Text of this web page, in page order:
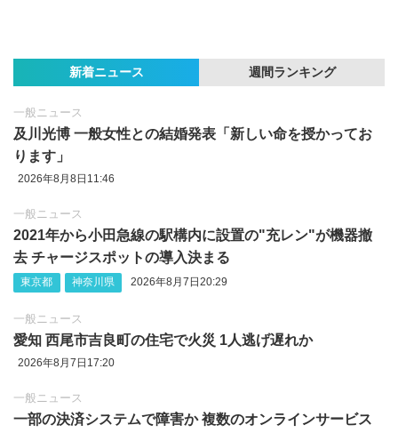
新着ニュース 週間ランキング
一般ニュース
及川光博 一般女性との結婚発表「新しい命を授かってお
ります」
2026年8月8日11:46
一般ニュース
2021年から小田急線の駅構内に設置の"充レン"が機器撤
去 チャージスポットの導入決まる
東京都 神奈川県 2026年8月7日20:29
一般ニュース
愛知 西尾市吉良町の住宅で火災 1人逃げ遅れか
2026年8月7日17:20
一般ニュース
一部の決済システムで障害か 複数のオンラインサービス